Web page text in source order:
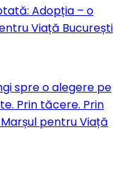
Adopția – o
Viață București
spre o alegere pe
Prin tăcere. Prin
pentru Viață